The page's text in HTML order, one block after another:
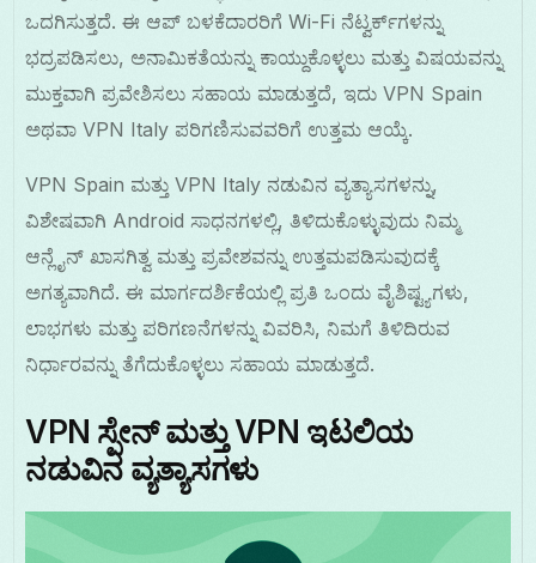
ಒದಗಿಸುತ್ತದೆ. ಈ ಆಪ್ ಬಳಕೆದಾರರಿಗೆ Wi-Fi ನೆಟ್ವರ್ಕ್‌ಗಳನ್ನು
ಭದ್ರಪಡಿಸಲು, ಅನಾಮಿಕತೆಯನ್ನು ಕಾಯ್ದುಕೊಳ್ಳಲು ಮತ್ತು ವಿಷಯವನ್ನು
ಮುಕ್ತವಾಗಿ ಪ್ರವೇಶಿಸಲು ಸಹಾಯ ಮಾಡುತ್ತದೆ, ಇದು VPN Spain
ಅಥವಾ VPN Italy ಪರಿಗಣಿಸುವವರಿಗೆ ಉತ್ತಮ ಆಯ್ಕೆ.
VPN Spain ಮತ್ತು VPN Italy ನಡುವಿನ ವ್ಯತ್ಯಾಸಗಳನ್ನು,
ವಿಶೇಷವಾಗಿ Android ಸಾಧನಗಳಲ್ಲಿ, ತಿಳಿದುಕೊಳ್ಳುವುದು ನಿಮ್ಮ
ಆನ್ಲೈನ್ ಖಾಸಗಿತ್ವ ಮತ್ತು ಪ್ರವೇಶವನ್ನು ಉತ್ತಮಪಡಿಸುವುದಕ್ಕೆ
ಅಗತ್ಯವಾಗಿದೆ. ಈ ಮಾರ್ಗದರ್ಶಿಕೆಯಲ್ಲಿ ಪ್ರತಿ ಒಂದು ವೈಶಿಷ್ಟ್ಯಗಳು,
ಲಾಭಗಳು ಮತ್ತು ಪರಿಗಣನೆಗಳನ್ನು ವಿವರಿಸಿ, ನಿಮಗೆ ತಿಳಿದಿರುವ
ನಿರ್ಧಾರವನ್ನು ತೆಗೆದುಕೊಳ್ಳಲು ಸಹಾಯ ಮಾಡುತ್ತದೆ.
VPN ಸ್ಪೇನ್ ಮತ್ತು VPN ಇಟಲಿಯ
ನಡುವಿನ ವ್ಯತ್ಯಾಸಗಳು